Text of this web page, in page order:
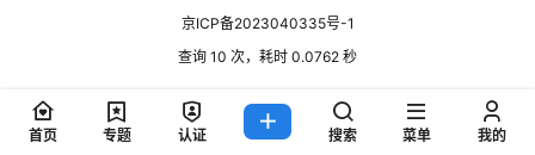
京ICP备2023040335号-1
查询 10 次，耗时 0.0762 秒
首页 专题 认证 搜索 菜单 我的